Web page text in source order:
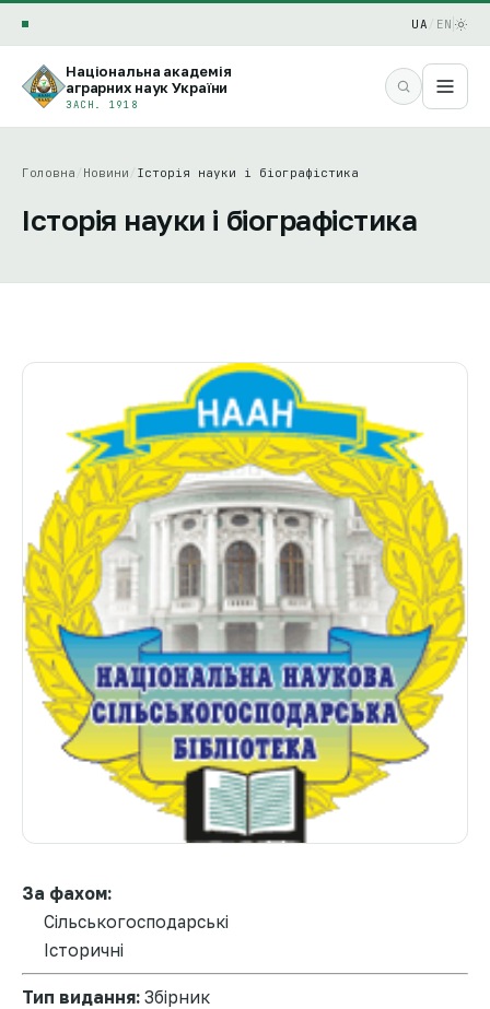
UA EN
Національна академія
аграрних наук України
ЗАСН. 1918
Головна Новини Історія науки і біографістика
Історія науки і біографістика
За фахом:
Сільськогосподарські
Історичні
Тип видання: Збірник